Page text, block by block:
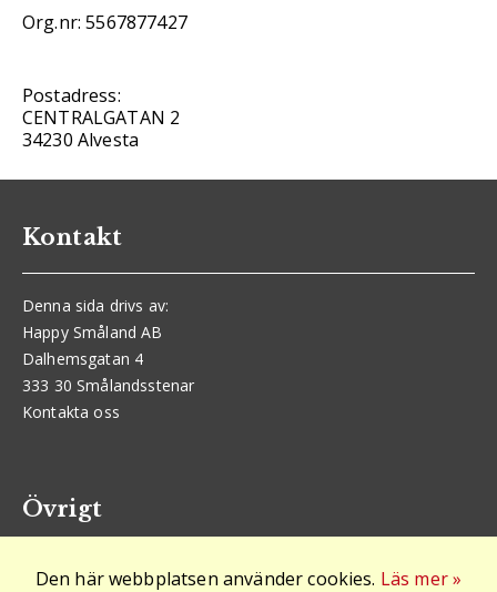
Org.nr: 5567877427
Postadress:
CENTRALGATAN 2
34230 Alvesta
Kontakt
Denna sida drivs av:
Happy Småland AB
Dalhemsgatan 4
333 30 Smålandsstenar
Kontakta oss
Övrigt
Logga in
Den här webbplatsen använder cookies. Läs mer »